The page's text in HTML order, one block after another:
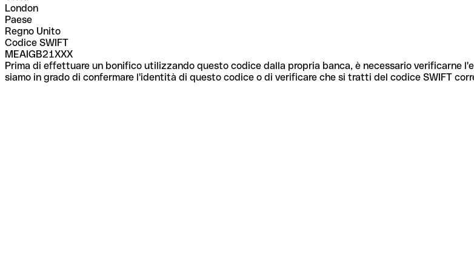
London
Paese
Regno Unito
Codice SWIFT
MEAIGB21XXX
Prima di effettuare un bonifico utilizzando questo codice dalla propria banca, è necessario verificarne
siamo in grado di confermare l'identità di questo codice o di verificare che si tratti del codice SWIFT